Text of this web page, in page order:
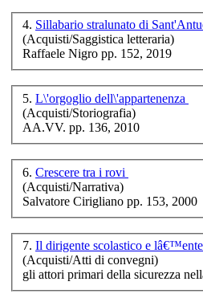
Normanni e
tra nord Europa e
Italia
racconti
€ 7,00
4. Sillabario stralunato di
(Acquisti/Saggistica letteraria)
Raffaele Nigro pp. 152, 2019
5. L\'orgoglio dell\'appartenenza
(Acquisti/Storiografia)
AA.VV. pp. 136, 2010
6. Crescere tra i rovi
(Acquisti/Narrativa)
Salvatore Cirigliano pp. 153, 2000
7. Il dirigente scolastico e
(Acquisti/Atti di convegni)
gli attori primari della sicurezza